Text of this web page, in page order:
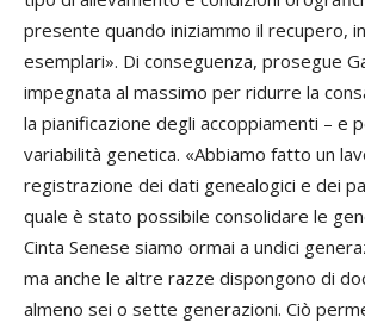
presente quando iniziammo il recupero,
esemplari». Di conseguenza, prosegue
impegnata al massimo per ridurre la
la pianificazione degli accoppiamenti – e
variabilità genetica. «Abbiamo fatto un
registrazione dei dati genealogici e dei
quale è stato possibile consolidare le
Cinta Senese siamo ormai a undici
ma anche le altre razze dispongono di
almeno sei o sette generazioni. Ciò